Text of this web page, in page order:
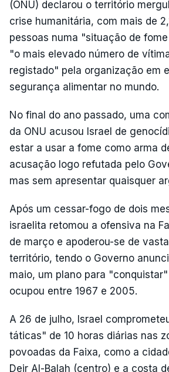
(ONU) declarou o território
crise humanitária, com mais de
pessoas numa "situação de
"o mais elevado número de
registado" pela organização em
segurança alimentar no mundo.
No final do ano passado, uma
da ONU acusou Israel de
estar a usar a fome como arma
acusação logo refutada pelo
mas sem apresentar quaisquer
Após um cessar-fogo de dois
israelita retomou a ofensiva na
de março e apoderou-se de
território, tendo o Governo
maio, um plano para "conquistar"
ocupou entre 1967 e 2005.
A 26 de julho, Israel
táticas" de 10 horas diárias nas
povoadas da Faixa, como a
Deir Al-Balah (centro) e a costa